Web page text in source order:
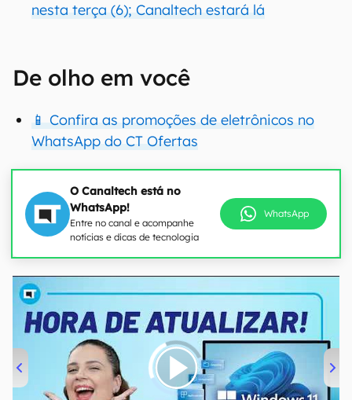
nesta terça (6); Canaltech estará lá
De olho em você
📱 Confira as promoções de eletrônicos no
WhatsApp do CT Ofertas
O Canaltech está no
WhatsApp!
Entre no canal e acompanhe
notícias e dicas de tecnologia
WhatsApp